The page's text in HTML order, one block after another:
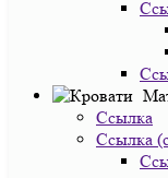
Ссылка
Ссылка